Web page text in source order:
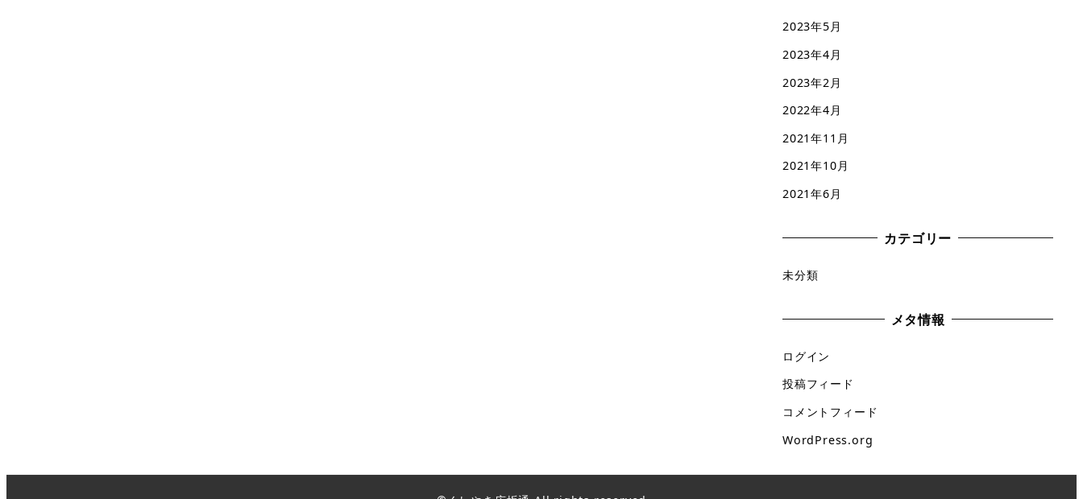
2023年5月
2023年4月
2023年2月
2022年4月
2021年11月
2021年10月
2021年6月
カテゴリー
未分類
メタ情報
ログイン
投稿フィード
コメントフィード
WordPress.org